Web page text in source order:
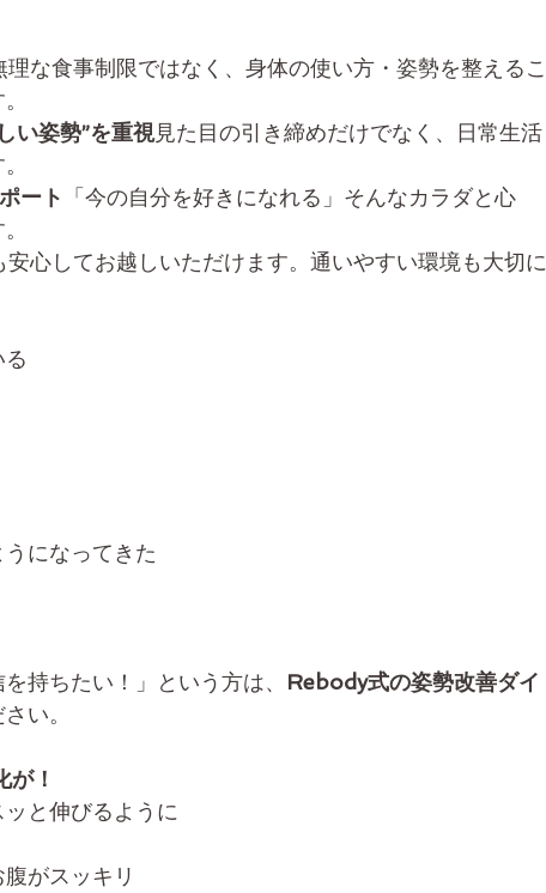
理な食事制限ではなく、身体の使い方・姿勢を整えるこ
い姿勢”を重視見た目の引き締めだけでなく、日常生活
ート
「今の自分を好きになれる」そんなカラダと心
安心してお越しいただけます。通いやすい環境も大切に
になってきた
持ちたい！」という方は、 Rebody式の姿勢改善ダイ
い。
！
と伸びるように
がスッキリ